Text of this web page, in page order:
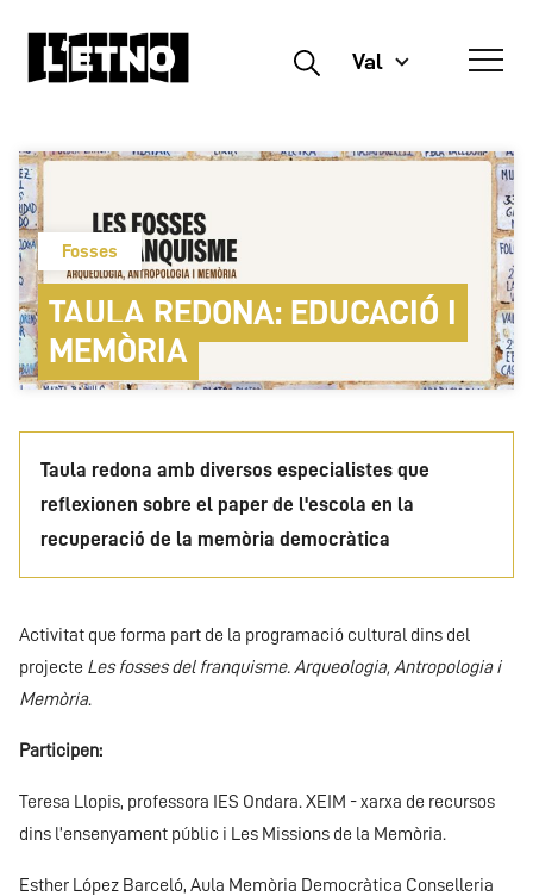
Buscar Val
Fosses
TAULA REDONA: EDUCACIÓ I
MEMÒRIA
Taula redona amb diversos especialistes que
reflexionen sobre el paper de l'escola en la
recuperació de la memòria democràtica
Activitat que forma part de la programació cultural dins del
projecte Les fosses del franquisme. Arqueologia, Antropologia i
Memòria.
Participen:
Teresa Llopis, professora IES Ondara. XEIM - xarxa de recursos
dins l’ensenyament públic i Les Missions de la Memòria.
Esther López Barceló, Aula Memòria Democràtica Conselleria